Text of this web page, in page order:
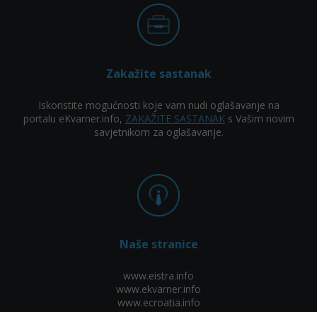
Zakažite sastanak
Iskoristite mogućnosti koje vam nudi oglašavanje na
portalu eKvarner.info, ZAKAŽITE SASTANAKs Vašim novim
savjetnikom za oglašavanje.
Naše stranice
www.eistra.info
www.ekvarner.info
www.ecroatia.info